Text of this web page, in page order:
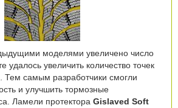
моделями увеличено число
удалось увеличить количество точек
Тем самым разработчики смогли
и улучшить тормозные
Ламели протектора Gislaved Soft